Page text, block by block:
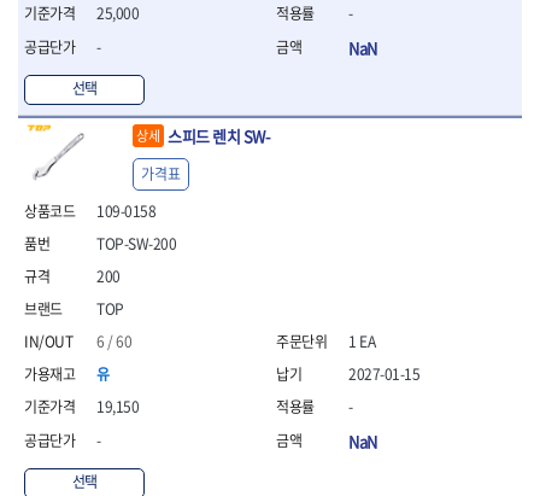
- 방폭T렌치
- 방폭드라이버
- 절연포지비트소켓
철공공구
- 볼트커터
- 핸드볼트커터
- 항공가위
- 망치
- 빠루망치
- 볼핀망치
- 함마망치
- 도끼
- 망치헤드
- 판금망치
- 고무망치
25,000
-
선택
-
NaN
상세 스피드 렌치 SW-
109-0158
TOP
6 / 60
유
19,150
-
선택
TOP-SW-200
200
가격표
1 EA
2027-01-15
-
NaN